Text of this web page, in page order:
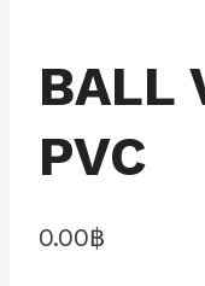
BALL
PVC
0.00฿